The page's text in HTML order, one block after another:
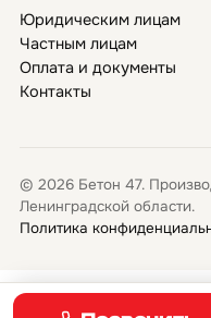
Юридическим лицам
Частным лицам
Оплата и документы
Контакты
© 2026 Бетон 47.
Ленинградской области.
Политика